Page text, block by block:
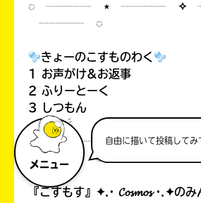
メニュー
自由に描いて投稿してみ
◌ ┈┈┈┈ ⋆ ┈┈┈┈ ✧
┈┈┈┈ ◌
きょーのこすものわく
1 お声がけ&お返事
2 ふりーとーく
3 しつもん
◌ ┈┈┈┈ ⋆ ┈┈┈┈ ✧
┈┈┈┈ ◌
『こすもす』✦.· 𝓒𝓸𝓼𝓶𝓸𝓼 ·.✦のみ